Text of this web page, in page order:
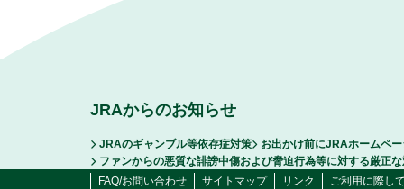
JRAからのお知らせ
JRAのギャンブル等依存症対策
お出かけ前にJRAホームペ
ファンからの悪質な誹謗中傷および脅迫行為等に対する厳正
FAQ/お問い合わせ
サイトマップ リンク ご利用に際し